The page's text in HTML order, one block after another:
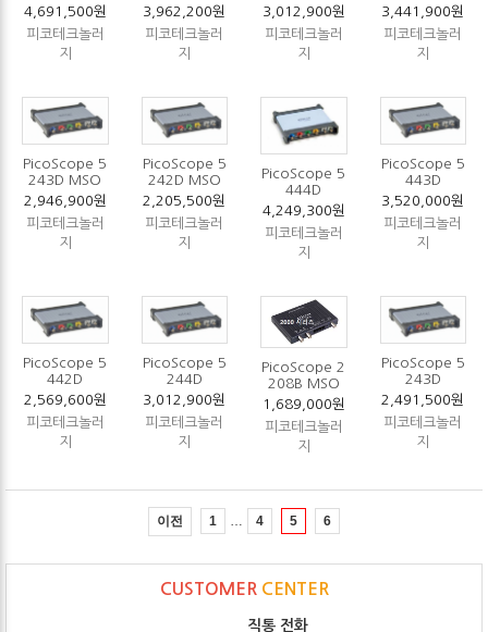
4,691,500원
피코테크놀러
지
3,962,200원
피코테크놀러
지
3,012,900원
피코테크놀러
지
3,441,900원
피코테크놀러
지
PicoScope 5
243D MSO
2,946,900원
피코테크놀러
지
PicoScope 5
242D MSO
2,205,500원
피코테크놀러
지
PicoScope 5
444D
4,249,300원
피코테크놀러
지
PicoScope 5
443D
3,520,000원
피코테크놀러
지
PicoScope 5
442D
2,569,600원
피코테크놀러
지
PicoScope 5
244D
3,012,900원
피코테크놀러
지
PicoScope 2
208B MSO
1,689,000원
피코테크놀러
지
PicoScope 5
243D
2,491,500원
피코테크놀러
지
이전 1 4 5 6
CUSTOMER CENTER
직통 전화